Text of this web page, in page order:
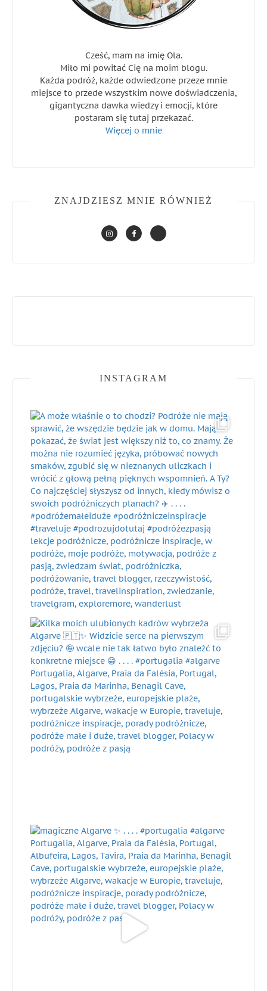
Cześć, mam na imię Ola.
Miło mi powitać Cię na moim blogu.
Każda podróż, każde odwiedzone przeze mnie
miejsce to przede wszystkim nowe doświadczenia,
gigantyczna dawka wiedzy i emocji, które
postaram się tutaj przekazać.
Więcej o mnie
ZNAJDZIESZ MNIE RÓWNIEŻ
INSTAGRAM